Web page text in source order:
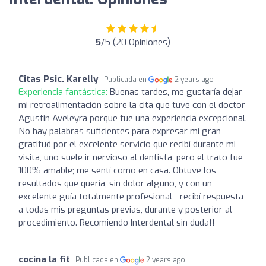
5/5 (20 Opiniones)
Citas Psic. Karelly Publicada en 2 years ago
Experiencia fantástica: Buenas tardes, me gustaría dejar
mi retroalimentación sobre la cita que tuve con el doctor
Agustin Aveleyra porque fue una experiencia excepcional.
No hay palabras suficientes para expresar mi gran
gratitud por el excelente servicio que recibí durante mi
visita, uno suele ir nervioso al dentista, pero el trato fue
100% amable; me sentí como en casa. Obtuve los
resultados que quería, sin dolor alguno, y con un
excelente guía totalmente profesional - recibí respuesta
a todas mis preguntas previas, durante y posterior al
procedimiento. Recomiendo Interdental sin duda!!
cocina la fit Publicada en 2 years ago